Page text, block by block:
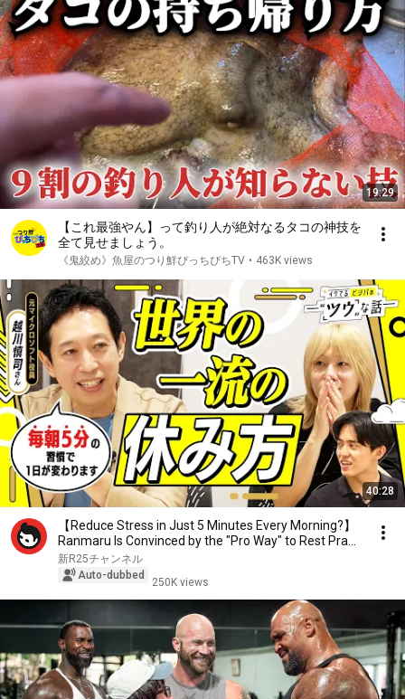
19:29
【これ最強やん】って釣り人が絶対なるタコの神技を
全て見せましょう。
《鬼絞め》魚屋のつり鮮ぴっちぴちTV • 463K views
40:28
【Reduce Stress in Just 5 Minutes Every Morning?】
Ranmaru Is Convinced by the "Pro Way" to Rest Pra...
新R25チャンネル
Auto-dubbed
250K views